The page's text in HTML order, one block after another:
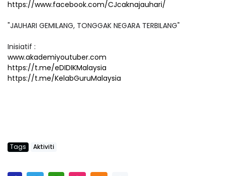
https://www.facebook.com/CJcaknajauhari/
"JAUHARI GEMILANG, TONGGAK NEGARA TERBILANG"
Inisiatif :
www.akademiyoutuber.com
https://t.me/eDIDIKMalaysia
https://t.me/KelabGuruMalaysia
Tags Aktiviti